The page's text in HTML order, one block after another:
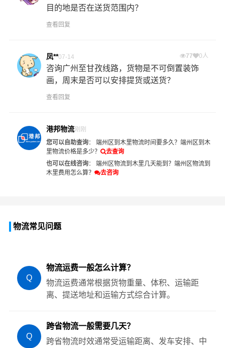
目的地是否在送货范围内？
查看回复
凤**07-14 77 0人
咨询广州至甘孜线路，货物是不可倒置装饰
画，周末是否可以安排提货或送货？
查看回复
港邦物流刚刚
您可以自助查询： 端州区到木里物流时间要多久？ 端州区到木
里物流价格是多少？
去查询
也可以在线咨询： 端州区物流到木里几天能到？ 端州区物流到
木里费用怎么算？
去咨询
物流常见问题
Q
物流运费一般怎么计算？
物流运费通常根据货物重量、体积、运输距
离、提送地址和运输方式综合计算。
Q
跨省物流一般需要几天？
跨省物流时效通常受运输距离、发车安排、中